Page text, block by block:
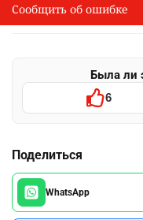
I
Сообщить об опечатке
Выделите фрагмент и
Была ли
6
Поделиться
WhatsApp
Сообщить об ошибке